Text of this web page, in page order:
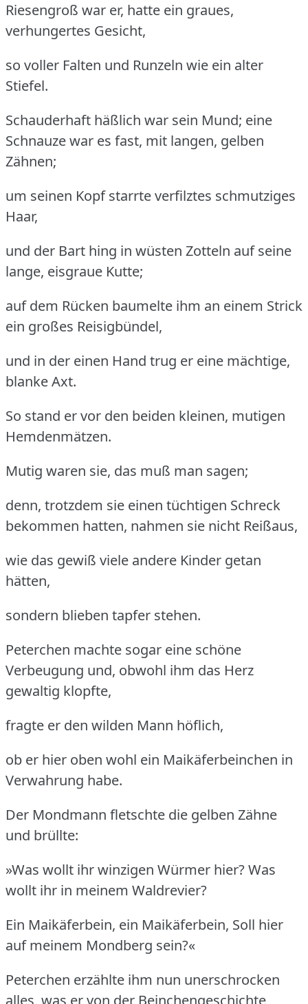
Riesengroß war er, hatte ein graues,
verhungertes Gesicht,
so voller Falten und Runzeln wie ein alter
Stiefel.
Schauderhaft häßlich war sein Mund; eine
Schnauze war es fast, mit langen, gelben
Zähnen;
um seinen Kopf starrte verfilztes schmutziges
Haar,
und der Bart hing in wüsten Zotteln auf seine
lange, eisgraue Kutte;
auf dem Rücken baumelte ihm an einem Strick
ein großes Reisigbündel,
und in der einen Hand trug er eine mächtige,
blanke Axt.
So stand er vor den beiden kleinen, mutigen
Hemdenmätzen.
Mutig waren sie, das muß man sagen;
denn, trotzdem sie einen tüchtigen Schreck
bekommen hatten, nahmen sie nicht Reißaus,
wie das gewiß viele andere Kinder getan
hätten,
sondern blieben tapfer stehen.
Peterchen machte sogar eine schöne
Verbeugung und, obwohl ihm das Herz
gewaltig klopfte,
fragte er den wilden Mann höflich,
ob er hier oben wohl ein Maikäferbeinchen in
Verwahrung habe.
Der Mondmann fletschte die gelben Zähne
und brüllte:
»Was wollt ihr winzigen Würmer hier? Was
wollt ihr in meinem Waldrevier?
Ein Maikäferbein, ein Maikäferbein, Soll hier
auf meinem Mondberg sein?«
Peterchen erzählte ihm nun unerschrocken